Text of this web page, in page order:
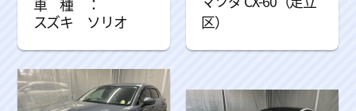
スズキ ソリオ
区）